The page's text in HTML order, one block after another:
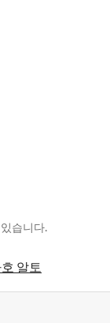
습니다.
알토